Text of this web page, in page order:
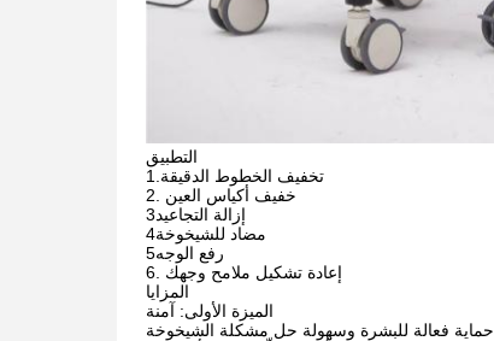
التطبيق
1.تخفيف الخطوط الدقيقة
2. خفيف أكياس العين
3إزالة التجاعيد
4مضاد للشيخوخة
5رفع الوجه
6. إعادة تشكيل ملامح وجهك
المزايا
الميزة الأولى: آمنة
حماية فعالة للبشرة وسهولة حل مشكلة الشيخوخة